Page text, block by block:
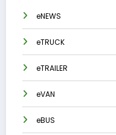
eNEWS
eTRUCK
eTRAILER
eVAN
eBUS